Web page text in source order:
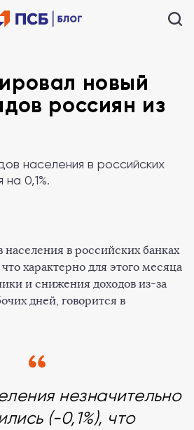
новый
россиян из
населения в российских
0,1%.
населения в российских банках
характерно для этого месяца
и снижения доходов из-за
дней, говорится в
незначительно
(-0,1%), что